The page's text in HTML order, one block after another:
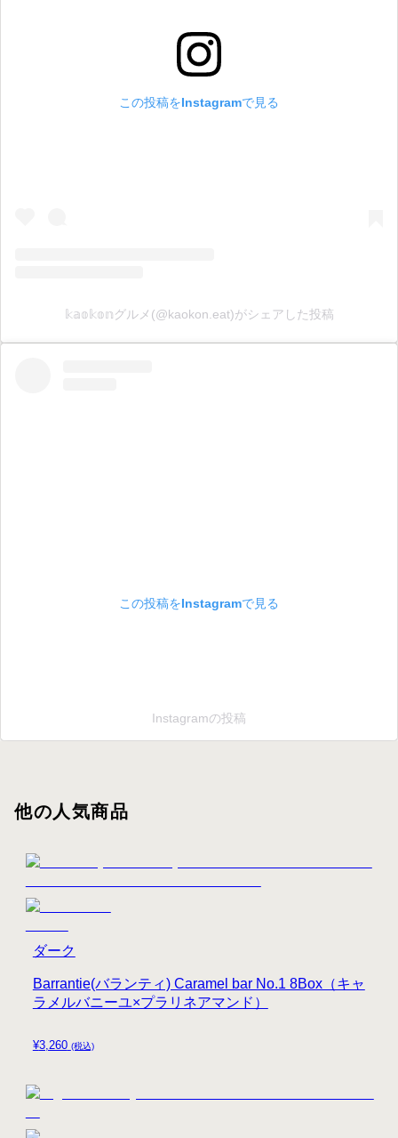
この投稿をInstagramで見る
𝕜𝕒𝕠𝕜𝕠𝕟グルメ(@kaokon.eat)がシェアした投稿
この投稿をInstagramで見る
Instagramの投稿
他の人気商品
¥3,260 (税込)
Barrantie(バランティ) Caramel bar No.1 8Box（キャ
ラメルバニーユ×プラリネアマンド）
ダーク